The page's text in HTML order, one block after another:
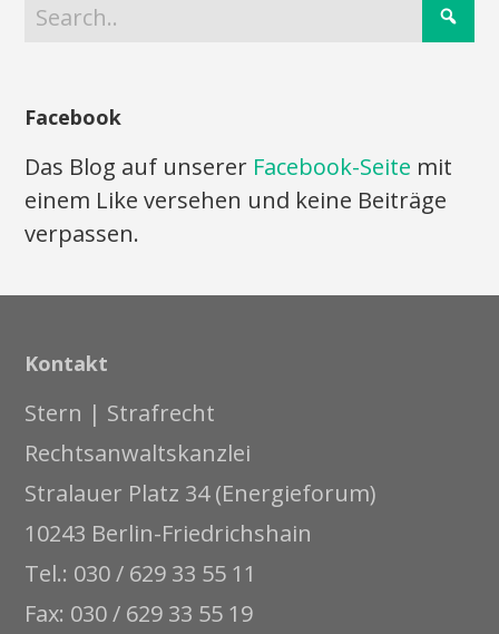
Facebook
Das Blog auf unserer Facebook-Seite mit
einem Like versehen und keine Beiträge
verpassen.
Kontakt
Stern | Strafrecht
Rechtsanwaltskanzlei
Stralauer Platz 34 (Energieforum)
10243 Berlin-Friedrichshain
Tel.: 030 / 629 33 55 11
Fax: 030 / 629 33 55 19